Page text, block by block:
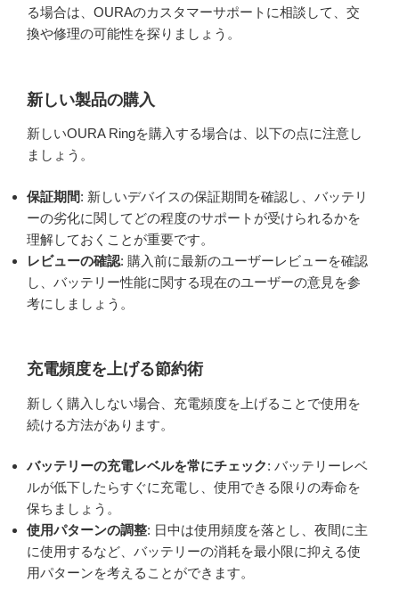
る場合は、OURAのカスタマーサポートに相談して、交
換や修理の可能性を探りましょう。
新しい製品の購入
新しいOURA Ringを購入する場合は、以下の点に注意し
ましょう。
保証期間: 新しいデバイスの保証期間を確認し、バッテリ
ーの劣化に関してどの程度のサポートが受けられるかを
理解しておくことが重要です。
レビューの確認: 購入前に最新のユーザーレビューを確認
し、バッテリー性能に関する現在のユーザーの意見を参
考にしましょう。
充電頻度を上げる節約術
新しく購入しない場合、充電頻度を上げることで使用を
続ける方法があります。
バッテリーの充電レベルを常にチェック: バッテリーレベ
ルが低下したらすぐに充電し、使用できる限りの寿命を
保ちましょう。
使用パターンの調整: 日中は使用頻度を落とし、夜間に主
に使用するなど、バッテリーの消耗を最小限に抑える使
用パターンを考えることができます。